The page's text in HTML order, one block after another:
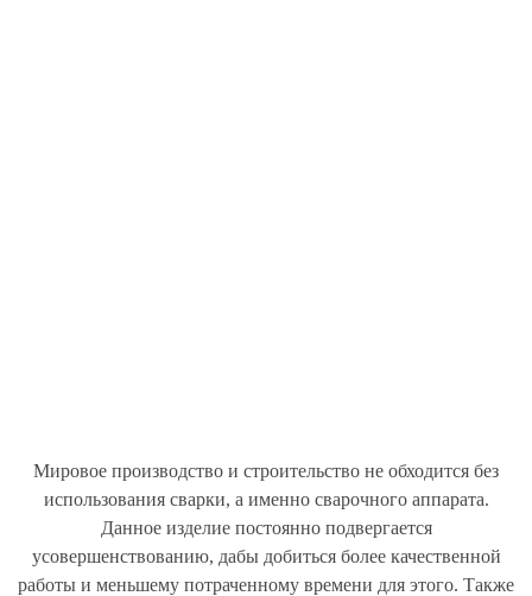
Мировое производство и строительство не обходится без
использования сварки, а именно сварочного аппарата.
Данное изделие постоянно подвергается
усовершенствованию, дабы добиться более качественной
работы и меньшему потраченному времени для этого. Также